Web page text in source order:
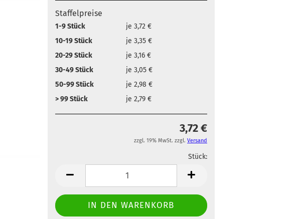
Staffelpreise
1-9 Stück
je 3,72 €
10-19 Stück
je 3,35 €
20-29 Stück
je 3,16 €
30-49 Stück
je 3,05 €
50-99 Stück
je 2,98 €
> 99 Stück
je 2,79 €
3,72 €
zzgl. 19% MwSt. zzgl. Versand
Stück: